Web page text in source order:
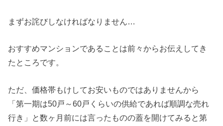
まずお詫びしなければなりません…
おすすめマンションであることは前々からお伝えしてき
たところです。
ただ、価格帯もけしてお安いものではありませんから
「第一期は50戸～60戸くらいの供給であれば順調な売れ
行き」と数ヶ月前には言ったものの蓋を開けてみると第